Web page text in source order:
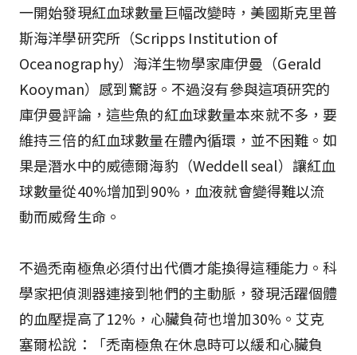
一開始發現紅血球數量巨幅改變時，美國斯克里普
斯海洋學研究所（Scripps Institution of
Oceanography）海洋生物學家庫伊曼（Gerald
Kooyman）感到驚訝。不過沒有參與這項研究的
庫伊曼評論，這些魚的紅血球數量本來就不多，要
維持三倍的紅血球數量在體內循環，並不困難。如
果是潛水中的威德爾海豹（Weddell seal）讓紅血
球數量從40%增加到90%，血液就會變得難以流
動而威脅生命。
不過禿南極魚必須付出代價才能換得這種能力。科
學家把偵測器連接到牠們的主動脈，發現活躍個體
的血壓提高了12%，心臟負荷也增加30%。艾克
塞爾松說：「禿南極魚在休息時可以緩和心臟負